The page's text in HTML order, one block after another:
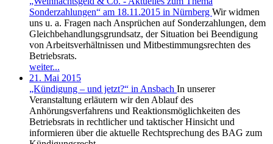
Sonderzahlungen“ am 18.11.2015 in Nürnberg Wir widmen
uns u. a. Fragen nach Ansprüchen auf Sonderzahlungen, dem
Gleichbehandlungsgrundsatz, der Situation bei Beendigung
von Arbeitsverhältnissen und Mitbestimmungsrechten des
Betriebsrats.
weiter...
21. Mai 2015
„Kündigung – und jetzt?“ in Ansbach In unserer
Veranstaltung erläutern wir den Ablauf des
Anhörungsverfahrens und Reaktionsmöglichkeiten des
Betriebsrats in rechtlicher und taktischer Hinsicht und
informieren über die aktuelle Rechtsprechung des BAG zum